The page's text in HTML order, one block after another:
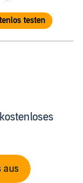
testen
aus